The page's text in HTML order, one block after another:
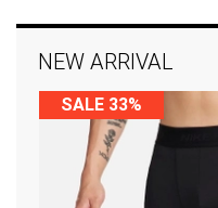
NEW ARRIVAL
SALE 33%